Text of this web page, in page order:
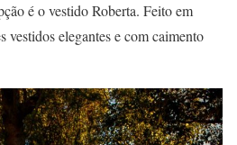
é o vestido Roberta. Feito em
vestidos elegantes e com caimento